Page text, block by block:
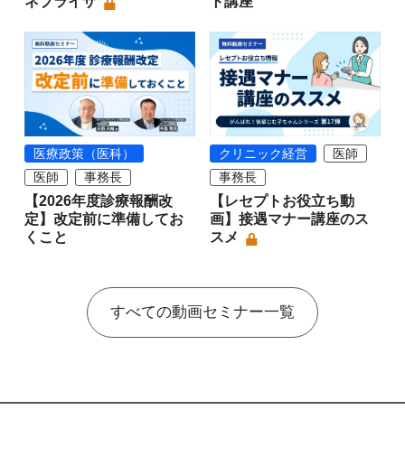
医療政策（医科）
医師
事務長
【2026年度診療報酬改
定】改定前に準備してお
くこと
クリニック経営
医師
事務長
【レセプトお役立ち動
画】接遇マナー講座のス
スメ
すべての動画セミナー一覧